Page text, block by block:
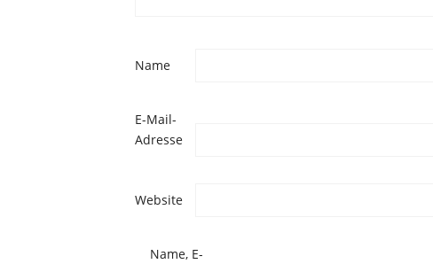
Name
E-Mail-
Adresse
Website
Name, E-